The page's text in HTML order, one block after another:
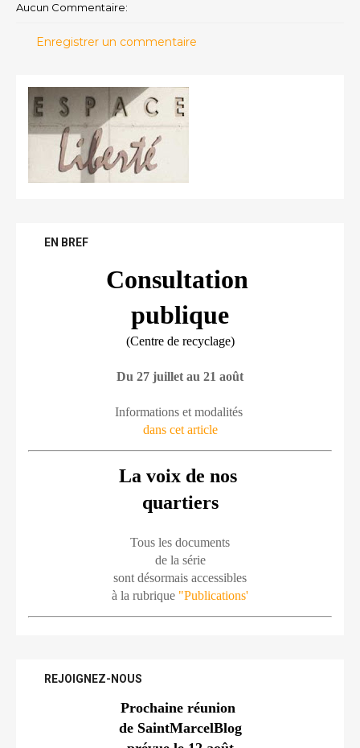
Aucun Commentaire:
Enregistrer un commentaire
EN BREF
Consultation
publique
(Centre de recyclage)
Du 27 juillet au 21 août
Informations et modalités
dans cet article
La voix de nos
quartiers
Tous les documents
de la série
sont désormais accessibles
à la rubrique "Publications'
REJOIGNEZ-NOUS
Prochaine réunion
de SaintMarcelBlog